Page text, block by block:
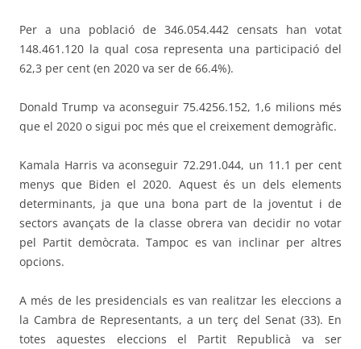
Per a una població de 346.054.442 censats han votat
148.461.120 la qual cosa representa una participació del
62,3 per cent (en 2020 va ser de 66.4%).
Donald Trump va aconseguir 75.4256.152, 1,6 milions més
que el 2020 o sigui poc més que el creixement demogràfic.
Kamala Harris va aconseguir 72.291.044, un 11.1 per cent
menys que Biden el 2020. Aquest és un dels elements
determinants, ja que una bona part de la joventut i de
sectors avançats de la classe obrera van decidir no votar
pel Partit demòcrata. Tampoc es van inclinar per altres
opcions.
A més de les presidencials es van realitzar les eleccions a
la Cambra de Representants, a un terç del Senat (33). En
totes aquestes eleccions el Partit Republicà va ser